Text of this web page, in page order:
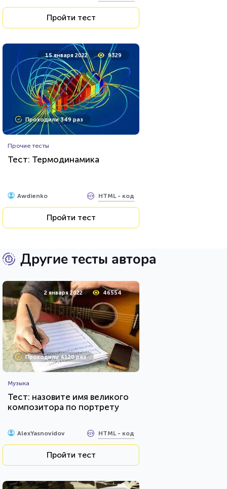
Пройти тест
15 января 2022 9329
Проходили 349 раз
Прочие тесты
Тест: Термодинамика
Awdienko HTML - код
Пройти тест
Другие тесты автора
2 января 2022 46554
Проходили 4120 раз
Музыка
Тест: назовите имя великого
композитора по портрету
AlexYasnovidov HTML - код
Пройти тест